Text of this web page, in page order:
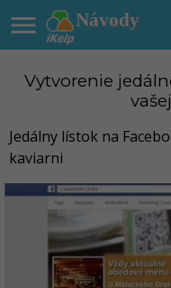
Návody

Vytvorenie
Jedálny lístok na
kaviarni